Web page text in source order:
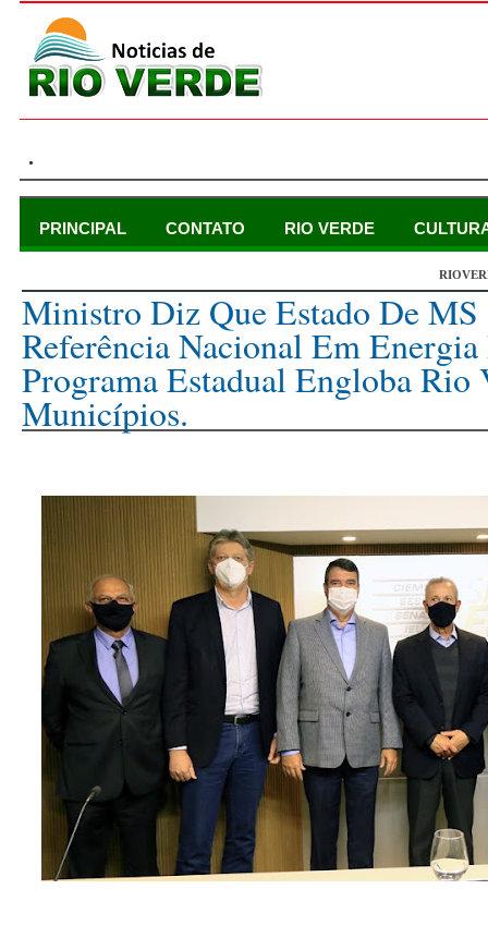
.
PRINCIPAL CONTATO RIO VERDE
Ministro Diz Que Estado De MS
Referência Nacional Em Energia
Programa Estadual Engloba Rio
Municípios.